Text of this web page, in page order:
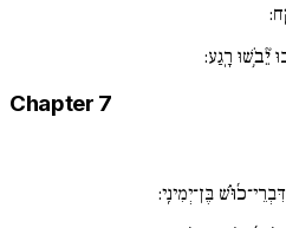
יֵ֘בֹ֥שׁוּ רָֽגַע:
Chapter 7
בֶּן־יְמִינִֽי: